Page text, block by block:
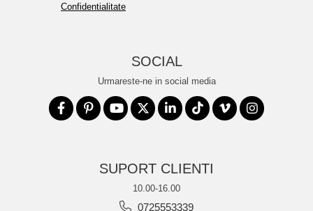
Confidentialitate
SOCIAL
Urmareste-ne in social media
SUPORT CLIENTI
10.00-16.00
0725553339